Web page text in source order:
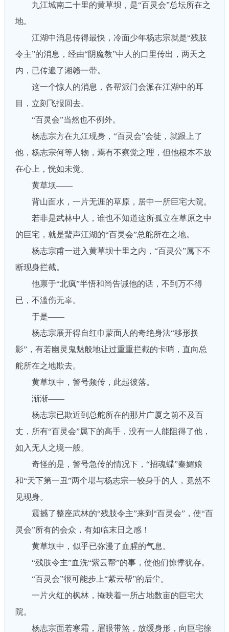
九江城南二十里的黄草坝，是“百灵会”总坛所在之
地。
江湖中消息传得最快，冷面少年杨志宗就是“残肢
令主”的消息，经由“阴魔教”中人的口里传出，两天之
内，已传遍了湘赣一带。
这一个惊人的消息，各帮派门会派在江湖中的耳
目，立刻飞报回去。
“百灵会”当然也不例外。
杨志宗方在九江现身，“百灵会”会徒，就跟上了
他，杨志宗何等人物，焉有不察觉之理，但他根本不放
在心上，恍如未觉。
黄草坝——
背山面水，一片无涯的草原，居中一所巨宅大院。
若非是武林中人，谁也不知道这所孤立在草原之中
的巨宅，就是蜚声江湖的“百灵会”总舵所在之地。
杨志宗甫一进入黄草坝十里之内，“百灵公”属下不
断现身拦截。
他禀于“北疯”半悟和尚告诫他的话，不到万不得
已，不滥伤无辜。
于是——
杨志宗展开得自红巾蒙面人的奇绝身法“移形换
影”，有若幽灵鬼魅般地让过重重拦截的卡哨，直向总
舵所在之地欺去。
黄草坝中，警号频传，此起彼落。
渐渐——
杨志宗已欺近到总舵所在的那片广厦之前不及百
丈，所有“百灵会”属下的高手，没有一人能阻得了他，
如入无人之境一般。
奇怪的是，警号急传的情况下，“招魂蝶”秦媚娘
和“天下第一丑”两个堪与杨志宗一较身手的人，竟然不
见现身。
震撼了整座武林的“残肢令主”来到“百灵会”，使“百
灵会”所有的会众，有如临末日之感！
黄草坝中，似乎已弥漫了血腥的气息。
“残肢令主”血洗“紫云帮”的事，使他们惊悸犹存。
“百灵会”很可能步上“紫云帮”的后尘。
一片火红的枫林，掩映着一所占地数亩的巨宅大
院。
杨志宗面若寒霜，眉眼带煞，放缓身形，向巨宅徐